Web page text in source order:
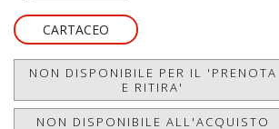
CARTACEO
NON DISPONIBILE PER IL 'PRENOTA
E RITIRA'
NON DISPONIBILE ALL'ACQUISTO